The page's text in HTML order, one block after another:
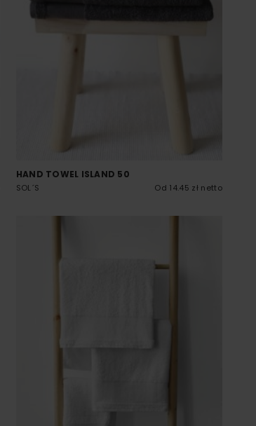
HAND TOWEL ISLAND 50
SOL´S Od 14.45 zł netto